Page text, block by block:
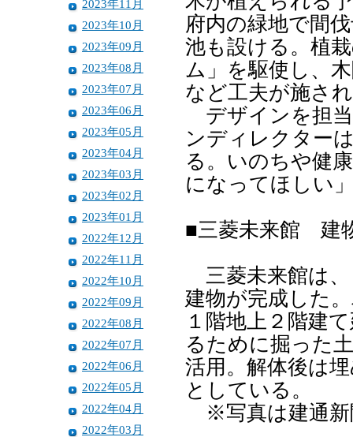
2023年11月
2023年10月
2023年09月
2023年08月
2023年07月
2023年06月
2023年05月
2023年04月
2023年03月
2023年02月
2023年01月
2022年12月
2022年11月
2022年10月
2022年09月
2022年08月
2022年07月
2022年06月
2022年05月
2022年04月
2022年03月
府内の緑地で間
池も設ける。植
ム」を駆使し、
など工夫が施さ
デザインを担
ンディレクター
る。いのちや健
になってほしい
■三菱未来館 建
三菱未来館は、
建物が完成した
１階地上２階建
るために掘った
活用。解体後は
としている。
※写真は建通新